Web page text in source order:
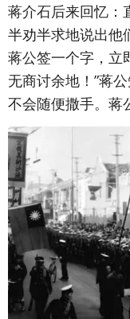
蒋介石后来回忆：
半劝半求地说出他
蒋公签一个字，立
无商讨余地！”蒋
不会随便撒手。蒋